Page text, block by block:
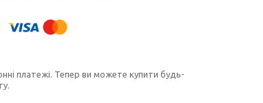
платежі. Тепер ви можете купити будь-